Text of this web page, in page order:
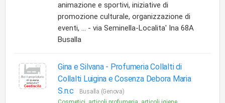
animazione e sportivi, iniziative di
promozione culturale, organizzazione di
eventi, ... - via Seminella-Localita' Ina 68A
Busalla
Gina e Silvana - Profumeria Collalti di
Collalti Luigina e Cosenza Debora Maria
S.n.c
Busalla (Genova)